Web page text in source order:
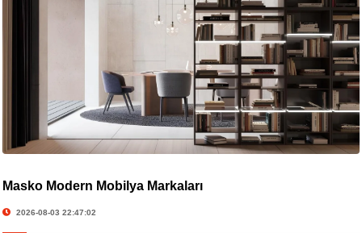
Masko Modern Mobilya Markaları
2026-08-03 22:47:02